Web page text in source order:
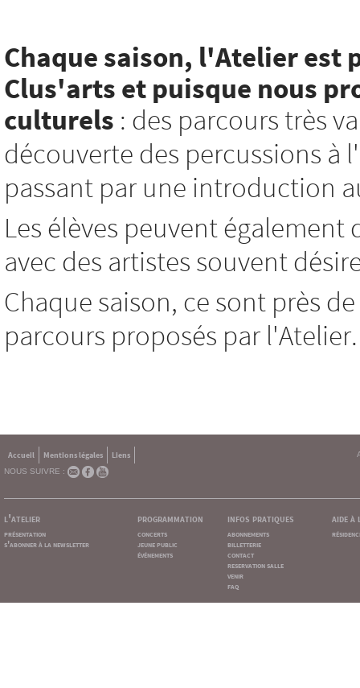
Chaque saison, l'Atelier
Clus'arts et puisque nous
culturels : des parcours très
découverte des percussions
passant par une introduction
Les élèves peuvent
avec des artistes souvent
Chaque saison, ce sont près
parcours proposés par l'Atelier.
Accueil Mentions légales
Liens
NOUS SUIVRE :
l'atelier
présentation
s'abonner à la newsletter
programmation
concerts
jeune public
événements
infos pratiques
abonnements
billetterie
contact
reservation salle
venir
faq
aide